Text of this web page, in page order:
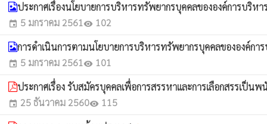
ประกาศเรื่องนโยบายการบริหารทรัพยากรบุคคลขององค์การบริ
event 5 มกราคม 2561visibility 102
การดำเนินการตามนโยบายการบริหารทรัพยากรบุคคลขององค์
event 5 มกราคม 2561visibility 101
ประกาศเรื่อง รับสมัครบุคคลเพื่อการสรรหาและการเลือกสรรเป็น
event 25 ธันวาคม 2560visibility 115